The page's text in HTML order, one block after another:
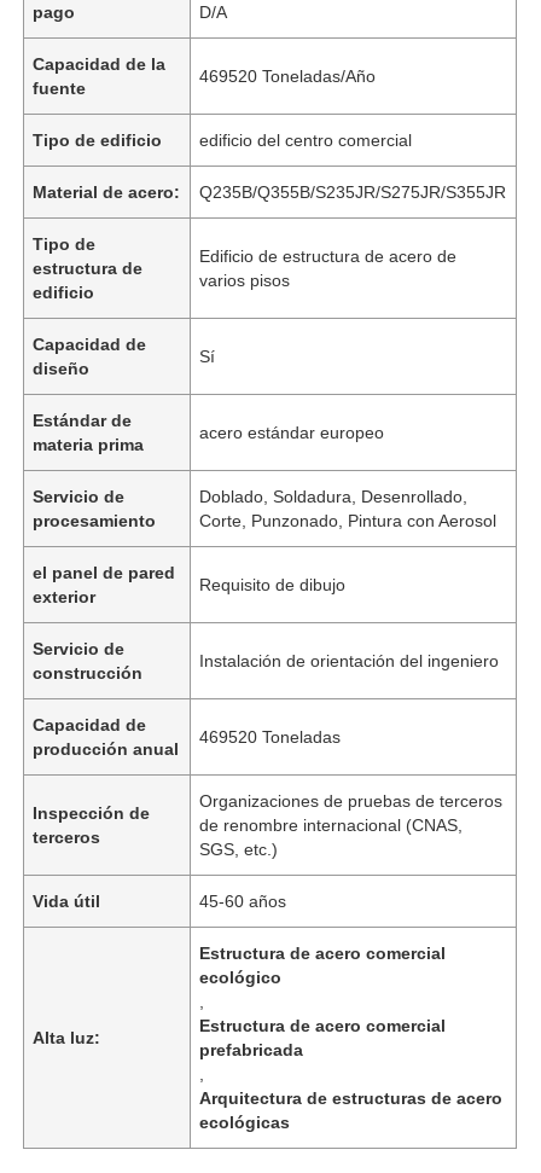
pago
D/A
Capacidad de la
fuente
469520 Toneladas/Año
Tipo de edificio edificio del centro comercial
Material de acero: Q235B/Q355B/S235JR/S275JR/S355JR
Tipo de
estructura de
edificio
Edificio de estructura de acero de
varios pisos
Capacidad de
diseño
Sí
Estándar de
materia prima
acero estándar europeo
Servicio de
procesamiento
Doblado, Soldadura, Desenrollado,
Corte, Punzonado, Pintura con Aerosol
el panel de pared
exterior
Requisito de dibujo
Servicio de
construcción
Instalación de orientación del ingeniero
Capacidad de
producción anual
469520 Toneladas
Inspección de
terceros
Organizaciones de pruebas de terceros
de renombre internacional (CNAS,
SGS, etc.)
Vida útil 45-60 años
Alta luz:
Estructura de acero comercial
ecológico
Estructura de acero comercial
prefabricada
Arquitectura de estructuras de acero
ecológicas